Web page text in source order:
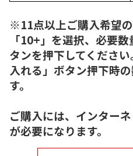
※11点以上ご購入希望
「10+」を選択、必要
タンを押下してくださ
入れる」ボタン押下時
す。
ご購入には、インター
が必要になります。